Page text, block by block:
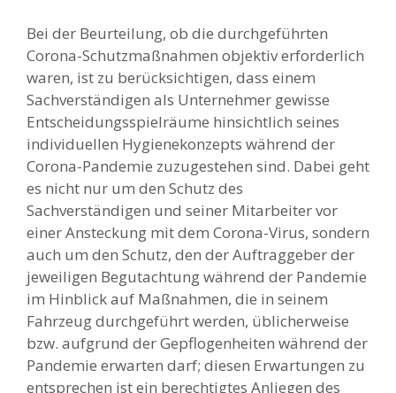
Bei der Beurteilung, ob die durchgeführten
Corona-Schutzmaßnahmen objektiv erforderlich
waren, ist zu berücksichtigen, dass einem
Sachverständigen als Unternehmer gewisse
Entscheidungsspielräume hinsichtlich seines
individuellen Hygienekonzepts während der
Corona-Pandemie zuzugestehen sind. Dabei geht
es nicht nur um den Schutz des
Sachverständigen und seiner Mitarbeiter vor
einer Ansteckung mit dem Corona-Virus, sondern
auch um den Schutz, den der Auftraggeber der
jeweiligen Begutachtung während der Pandemie
im Hinblick auf Maßnahmen, die in seinem
Fahrzeug durchgeführt werden, üblicherweise
bzw. aufgrund der Gepflogenheiten während der
Pandemie erwarten darf; diesen Erwartungen zu
entsprechen ist ein berechtigtes Anliegen des